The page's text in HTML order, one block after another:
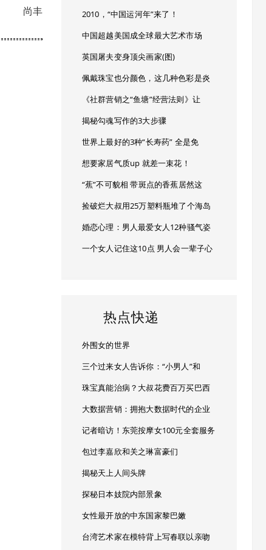
尚丰
2010，“中国运河年”来了！
中国超越美国成全球最大艺术市场
英国屠夫变身顶尖画家(图)
佩戴珠宝也分颜色，这几种色彩是炎
《社群营销之“鱼塘”经营法则》让
揭秘勾魂写作的3大步骤
世界上最好的3种“长寿药” 全是免
想要家居气质up 就差一束花！
“蕉”不可貌相 带斑点的香蕉居然这
捡破烂大叔用25万塑料瓶堆了个海岛
婚恋心理：男人最爱女人12种骚气姿
一个女人记住这10点 男人会一辈子心
热点快递
外围女的世界
三个过来女人告诉你：“小男人”和
珠宝真能治病？大叔花费百万买巴西
大数据营销：拥抱大数据时代的企业
记者暗访！东莞按摩女100元全套服务
包过李嘉欣和关之琳富豪们
揭秘天上人间头牌
探秘日本妓院内部景象
女性最开放的中东国家黎巴嫩
台湾艺术家在模特背上写春联以亲吻